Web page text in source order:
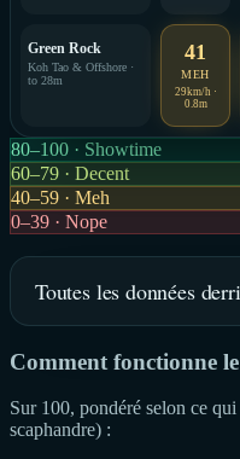
Green Rock
Koh Tao & Offshore ·
to 28m
41
MEH
29km/h ·
0.8m
80–100 · Showtime
60–79 · Decent
40–59 · Meh
0–39 · Nope
Toutes les données
Comment fonctionne
Sur 100, pondéré selon ce
scaphandre) :